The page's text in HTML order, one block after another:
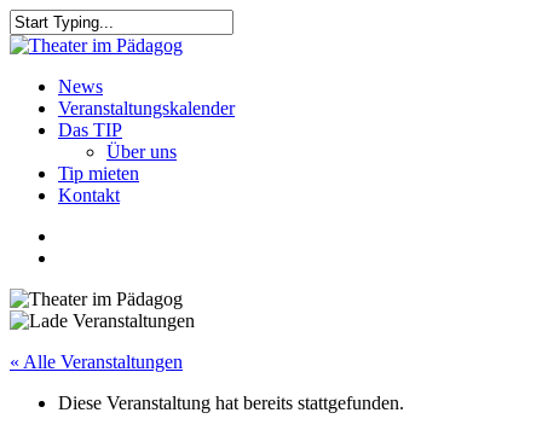
Skip
to
content
Close
search
Menu
News
Veranstaltungskalender
Das TIP
Über uns
Tip mieten
Kontakt
« Alle Veranstaltungen
Diese Veranstaltung hat bereits stattgefunden.